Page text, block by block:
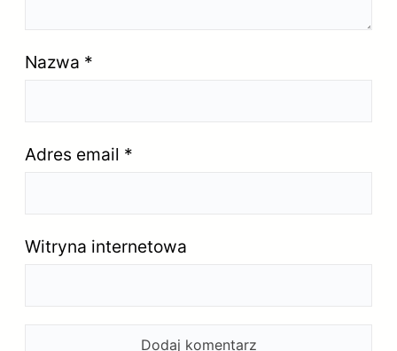
Nazwa *
Adres email *
Witryna internetowa